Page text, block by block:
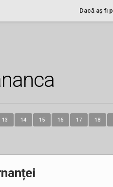
Dacă aș fi
13 14 15 16 17 18